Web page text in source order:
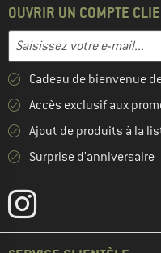
OUVRIR UN COMPTE
Adresse e-mail
Entrez votre adresse e-
Cadeau de bienvenue
Accès exclusif aux
Ajout de produits à la
Surprise d'anniversaire